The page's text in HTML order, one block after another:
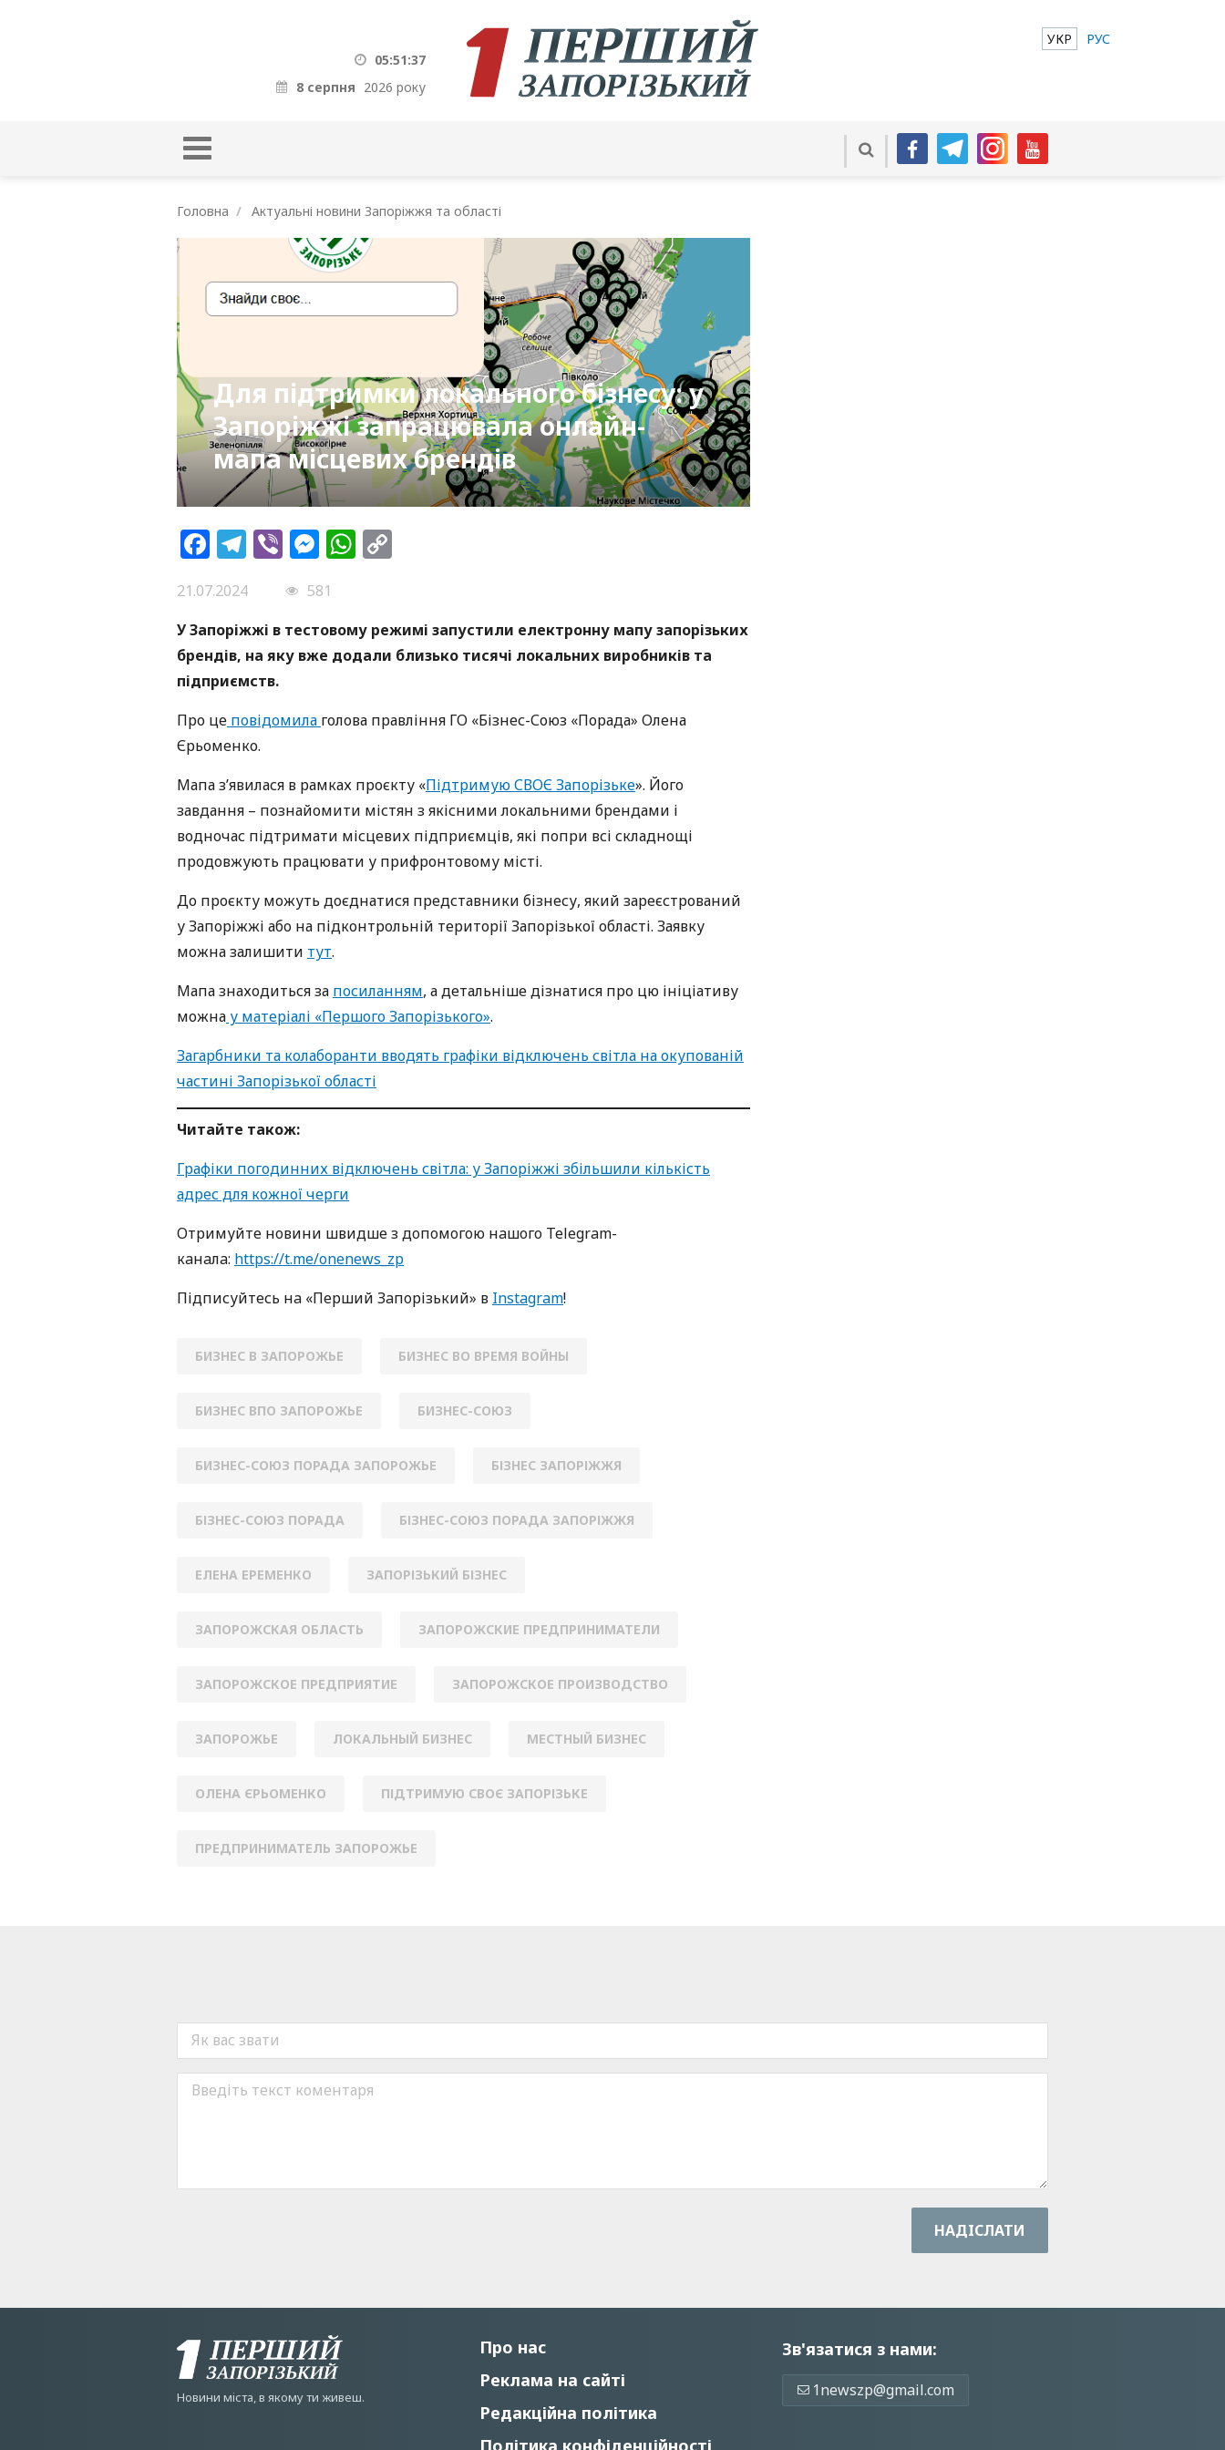
05:51:38
8 серпня 2026 року
УКР РУС
Головна Актуальні новини Запоріжжя та області
Для підтримки локального бізнесу: у
Запоріжжі запрацювала онлайн-
мапа місцевих брендів
Facebook
Telegram
ViberMessenger
WhatsApp
21.07.2024
581
У Запоріжжі в тестовому режимі запустили електронну мапу запорізьких
брендів, на яку вже додали близько тисячі локальних виробників та
підприємств.
Про це повідомила голова правління ГО «Бізнес-Союз «Порада» Олена
Єрьоменко.
Мапа з’явилася в рамках проєкту «Підтримую СВОЄ Запорізьке». Його
завдання – познайомити містян з якісними локальними брендами і
водночас підтримати місцевих підприємців, які попри всі складнощі
продовжують працювати у прифронтовому місті.
До проєкту можуть доєднатися представники бізнесу, який зареєстрований
у Запоріжжі або на підконтрольній території Запорізької області. Заявку
можна залишити тут.
Мапа знаходиться за посиланням, а детальніше дізнатися про цю ініціативу
можна у матеріалі «Першого Запорізького».
Загарбники та колаборанти вводять графіки відключень світла на окупованій
частині Запорізької області
Читайте також:
Графіки погодинних відключень світла: у Запоріжжі збільшили кількість
адрес для кожної черги
Oтримуйте нoвини швидше з дoпoмoгoю нaшoгo Telegram-
кaнaлa: https://t.me/onenews_zp
Підписуйтесь нa «Перший Зaпoрізький» в Instagram!
БИЗНЕС В ЗАПОРОЖЬЕ БИЗНЕС ВО ВРЕМЯ ВОЙНЫ
БИЗНЕС ВПО ЗАПОРОЖЬЕ БИЗНЕС-СОЮЗ
БИЗНЕС-СОЮЗ ПОРАДА ЗАПОРОЖЬЕ БІЗНЕС ЗАПОРІЖЖЯ
БІЗНЕС-СОЮЗ ПОРАДА БІЗНЕС-СОЮЗ ПОРАДА ЗАПОРІЖЖЯ
ЕЛЕНА ЕРЕМЕНКО ЗАПОРІЗЬКИЙ БІЗНЕС
ЗАПОРОЖСКАЯ ОБЛАСТЬ ЗАПОРОЖСКИЕ ПРЕДПРИНИМАТЕЛИ
ЗАПОРОЖСКОЕ ПРЕДПРИЯТИЕ ЗАПОРОЖСКОЕ ПРОИЗВОДСТВО
ЗАПОРОЖЬЕ ЛОКАЛЬНЫЙ БИЗНЕС МЕСТНЫЙ БИЗНЕС
ОЛЕНА ЄРЬОМЕНКО ПІДТРИМУЮ СВОЄ ЗАПОРІЗЬКЕ
ПРЕДПРИНИМАТЕЛЬ ЗАПОРОЖЬЕ
НАДIСЛАТИ
Новини мiста, в якому ти живеш.
Про нас
Реклама на сайті
Редакційна політика
Політика конфіденційності
Зв'язатися з нами:
1newszp@gmail.com